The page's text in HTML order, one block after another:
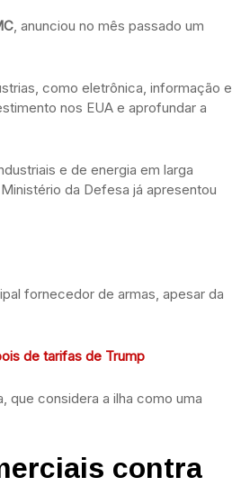
, anunciou no mês passado um
como eletrônica, informação e
nos EUA e aprofundar a
e de energia em larga
da Defesa já apresentou
fornecedor de armas, apesar da
de tarifas de Trump
que considera a ilha como uma
contra